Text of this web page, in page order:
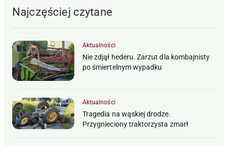
Najczęściej czytane
Aktualności
Nie zdjął hederu. Zarzut dla kombajnisty
po śmiertelnym wypadku
Aktualności
Tragedia na wąskiej drodze.
Przygnieciony traktorzysta zmarł